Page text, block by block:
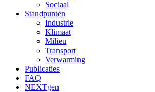
Sociaal
Standpunten
Industrie
Klimaat
Milieu
Transport
Verwarming
Publicaties
FAQ
NEXTgen